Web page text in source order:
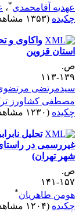
آقامحمدی
،
(۱۳۵۳ مشاهده)
واکاوی و
قزوین
۱۱۳
مرتضوی
کشاورز
(۱۲۳۰ مشاهده)
تحلیل
تهران)
۱۴۱
طاهریان *
(۱۲۰۴ مشاهده)